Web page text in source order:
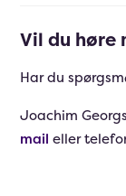
Vil du høre
Har du
Joachim
mail eller